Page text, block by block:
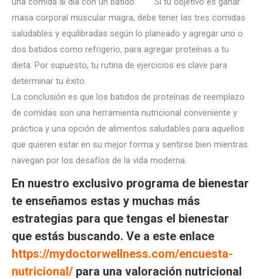
masa corporal muscular magra, debe tener las tres comidas
saludables y equilibradas según lo planeado y agregar uno o
dos batidos como refrigerio, para agregar proteínas a tu
dieta. Por supuesto, tu rutina de ejercicios es clave para
determinar tu éxito.
La conclusión es que los batidos de proteínas de reemplazo
de comidas son una herramienta nutricional conveniente y
práctica y una opción de alimentos saludables para aquellos
que quieren estar en su mejor forma y sentirse bien mientras
navegan por los desafíos de la vida moderna.
En nuestro exclusivo programa de bienestar
te enseñamos estas y muchas más
estrategias para que tengas el bienestar
que estás buscando. Ve a este enlace
https://mydoctorwellness.com/encuesta-
nutricional/ para una valoración nutricional